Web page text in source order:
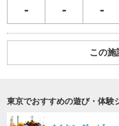
この施
東京でおすすめの遊び・体験